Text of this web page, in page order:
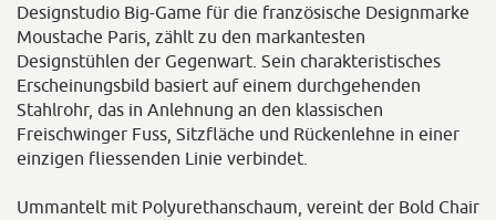
Designstudio Big-Game für die französische Designmarke
Moustache Paris, zählt zu den markantesten
Designstühlen der Gegenwart. Sein charakteristisches
Erscheinungsbild basiert auf einem durchgehenden
Stahlrohr, das in Anlehnung an den klassischen
Freischwinger Fuss, Sitzfläche und Rückenlehne in einer
einzigen fliessenden Linie verbindet.
Ummantelt mit Polyurethanschaum, vereint der Bold Chair